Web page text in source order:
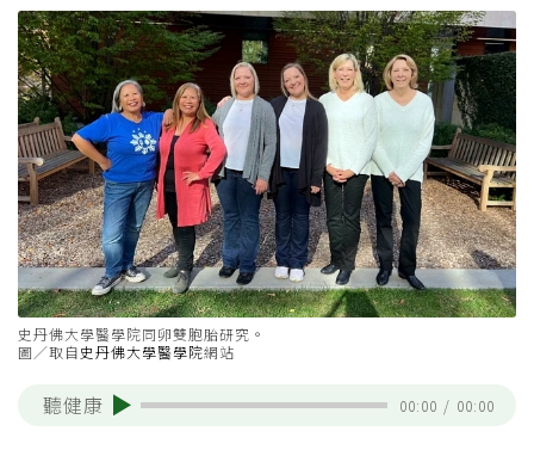
史丹佛大學醫學院同卵雙胞胎研究。
圖／取自史丹佛大學醫學院網站
聽健康 00:00 / 00:00